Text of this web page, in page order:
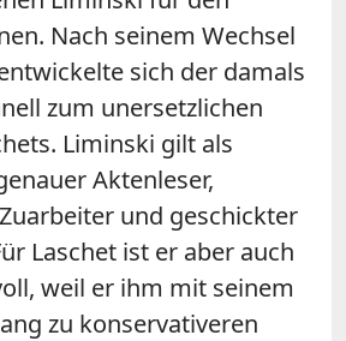
Nach seinem Wechsel
sich der damals
zum unersetzlichen
Liminski gilt als
Aktenleser,
und geschickter
Laschet ist er aber auch
weil er ihm mit seinem
zu konservativeren